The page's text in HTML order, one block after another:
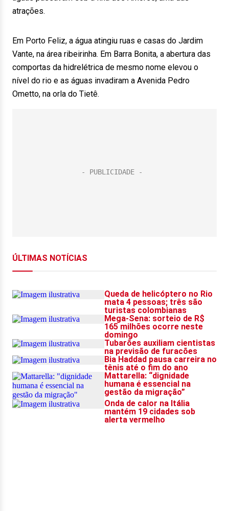
atrações.
Em Porto Feliz, a água atingiu ruas e casas do Jardim
Vante, na área ribeirinha. Em Barra Bonita, a abertura das
comportas da hidrelétrica de mesmo nome elevou o
nível do rio e as águas invadiram a Avenida Pedro
Ometto, na orla do Tietê.